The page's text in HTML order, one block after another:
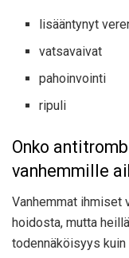
lisääntynyt
vatsavaivat
pahoinvointi
ripuli
Onko
vanhemmille
Vanhemmat ihmiset
hoidosta, mutta
todennäköisyys